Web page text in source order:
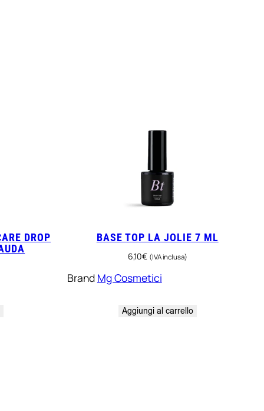
DROP
BASE TOP LA JOLIE 7 ML
6,10€ (IVA inclusa)
Brand Mg Cosmetici
Aggiungi al carrello